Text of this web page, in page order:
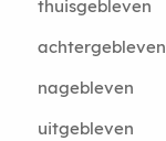
thuisgebleven
achtergebleven
nagebleven
uitgebleven